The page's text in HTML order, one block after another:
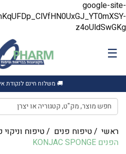
google-site-
z4oUldSwGKg
☰
🚚 משלוח חינם לנקודת
ראשי /טיפוח פנים /טיפוח וניקוי
הפנים KONJAC SPONGE